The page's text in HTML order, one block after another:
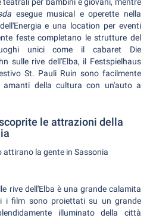
esegue musical e operette nella
e una location per eventi
feste completano le strutture del
unici come il cabaret Die
sulle rive dell'Elba, il Festspielhaus
St. Pauli Ruin sono facilmente
amanti della cultura con un'auto a
le attrazioni della
attirano la gente in Sassonia
rive dell'Elba è una grande calamita
i film sono proiettati su un grande
illuminato della città